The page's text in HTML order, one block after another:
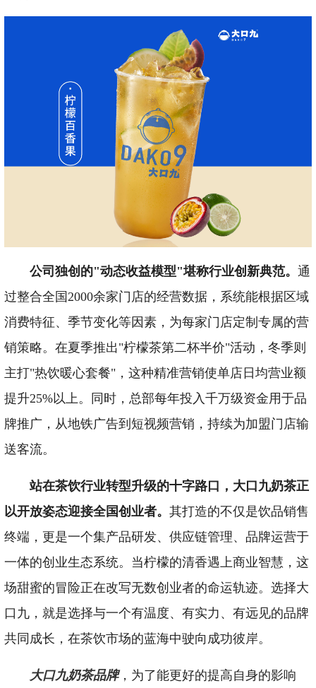
公司独创的"动态收益模型"堪称行业创新典范。 通
过整合全国2000余家门店的经营数据，系统能根据区域
消费特征、季节变化等因素，为每家门店定制专属的营
销策略。在夏季推出"柠檬茶第二杯半价"活动，冬季则
主打"热饮暖心套餐"，这种精准营销使单店日均营业额
提升25%以上。同时，总部每年投入千万级资金用于品
牌推广，从地铁广告到短视频营销，持续为加盟门店输
送客流。
站在茶饮行业转型升级的十字路口，大口九奶茶正
以开放姿态迎接全国创业者。 其打造的不仅是饮品销售
终端，更是一个集产品研发、供应链管理、品牌运营于
一体的创业生态系统。当柠檬的清香遇上商业智慧，这
场甜蜜的冒险正在改写无数创业者的命运轨迹。选择大
口九，就是选择与一个有温度、有实力、有远见的品牌
共同成长，在茶饮市场的蓝海中驶向成功彼岸。
大口九奶茶品牌，为了能更好的提高自身的影响